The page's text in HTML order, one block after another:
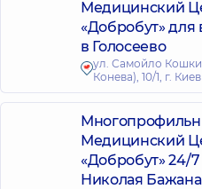
Медицинский
«Добробут» для
в Голосеево
ул. Самойло
Конева), 10/1, г. Киев
Медицинский
«Добробут» 24/
Николая Бажана